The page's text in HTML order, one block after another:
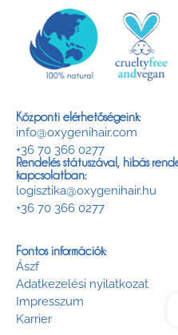
Központi elérhetőségeink:
info@oxygenihair.com
+36 70 366 0277
Rendelés státuszával, hibás
kapcsolatban:
logisztika@oxygenihair.hu
+36 70 366 0277
Fontos információk:
Ászf
Adatkezelési nyilatkozat
Impresszum
Karrier